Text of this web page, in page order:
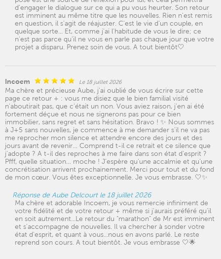
d'engager le dialogue sur ce qui a pu vous heurter. Son retour
est imminent au même titre que les nouvelles. Rien n'est remis
en question, il s'agit de réajuster. C'est le vie d'un couple, en
quelque sorte... Et, comme j'ai l'habitude de vous le dire; ce
n'est pas parce qu'il ne vous en parle pas chaque jour que votre
projet a disparu. Prenez soin de vous. A tout bientôt🤍
Incoem Le 18 juillet 2026
Ma chère et précieuse Aube, j’ai oublié de vous écrire sur cette
page ce retour + : vous me disiez que le bien familial visité
n’aboutirait pas, que c’était un non. Vous aviez raison, j’en ai été
fortement déçue et nous ne signerons pas pour ce bien
immobilier, sans regret et sans hésitation. Bravo ! ✨ Nous sommes
à J+5 sans nouvelles, je commence à me demander s’il ne va pas
me reprocher mon silence et attendre encore des jours et des
jours avant de revenir… Comprend t-il ce retrait et ce silence que
j’adopte ? A t-il des reproches à me faire dans son état d’esprit ?
Pfff, quelle situation… moche ! J’espère qu’une accalmie et qu’une
concrétisation arrivent prochainement. Merci pour tout et du fond
de mon cœur. Vous êtes exceptionnelle. Je vous embrasse. 🤍✨
Réponse de Aube Delcourt le 18 juillet 2026
Ma chère et adorable Incoem, je vous remercie infiniment de
votre fidélité et de votre retour + même si j'aurais préféré qu'il
en soit autrement...Le retour du "marathon" de Mr est imminent
et s'accompagne de nouvelles. Il va chercher à sonder votre
état d'esprit, et quant à vous...nous en avons parlé. Le reste
reprend son cours. A tout bientôt. Je vous embrasse 🤍🌟